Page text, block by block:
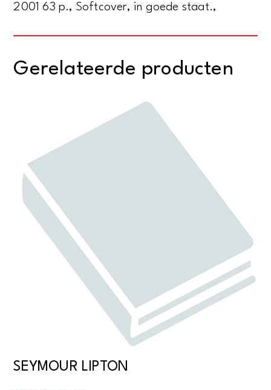
2001 63 p., Softcover, in goede staat.,
Gerelateerde producten
SEYMOUR LIPTON